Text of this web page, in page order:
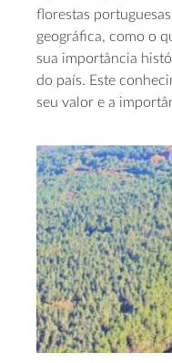
florestas
geográfica, como o
sua importância
do país. Este
seu valor e a